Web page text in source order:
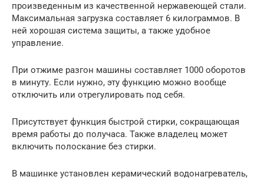
произведенным из качественной нержавеющей стали.
Максимальная загрузка составляет 6 килограммов. В
ней хорошая система защиты, а также удобное
управление.
При отжиме разгон машины составляет 1000 оборотов
в минуту. Если нужно, эту функцию можно вообще
отключить или отрегулировать под себя.
Присутствует функция быстрой стирки, сокращающая
время работы до получаса. Также владелец может
включить полоскание без стирки.
В машинке установлен керамический водонагреватель,